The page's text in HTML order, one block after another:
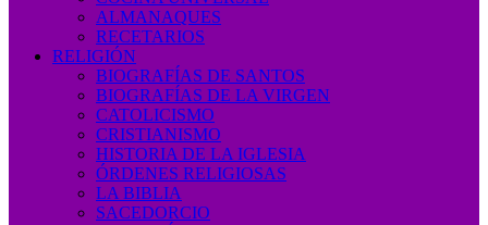
ALMANAQUES
RECETARIOS
RELIGIÓN
BIOGRAFÍAS DE SANTOS
BIOGRAFÍAS DE LA VIRGEN
CATOLICISMO
CRISTIANISMO
HISTORIA DE LA IGLESIA
ÓRDENES RELIGIOSAS
LA BIBLIA
SACEDORCIO